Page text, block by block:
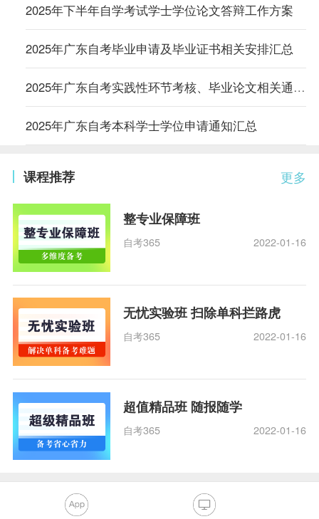
2025年下半年自学考试学士学位论文答辩工作方案
2025年广东自考毕业申请及毕业证书相关安排汇总
2025年广东自考实践性环节考核、毕业论文相关通知汇总
2025年广东自考本科学士学位申请通知汇总
更多
课程推荐
整专业保障班
自考365 2022-01-16
无忧实验班 扫除单科拦路虎
自考365 2022-01-16
超值精品班 随报随学
自考365 2022-01-16